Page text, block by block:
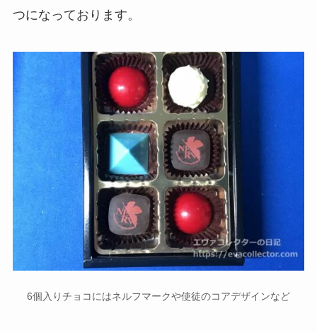
つになっております。
6個入りチョコにはネルフマークや使徒のコアデザインなど